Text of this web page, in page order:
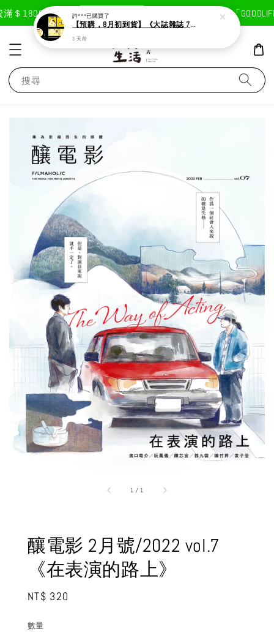
1800免運費 現在去購物！ 首次註冊輸入折扣碼「
搜尋
1 / 1
釀電影 2月號/2022 vol.7
《在表演的路上》
Regular
NT$ 320
數量
許***已購買了
【預購，8月初到貨】《大誌雜誌 7月號 第 196 期》封面：布丁狗
3 天前